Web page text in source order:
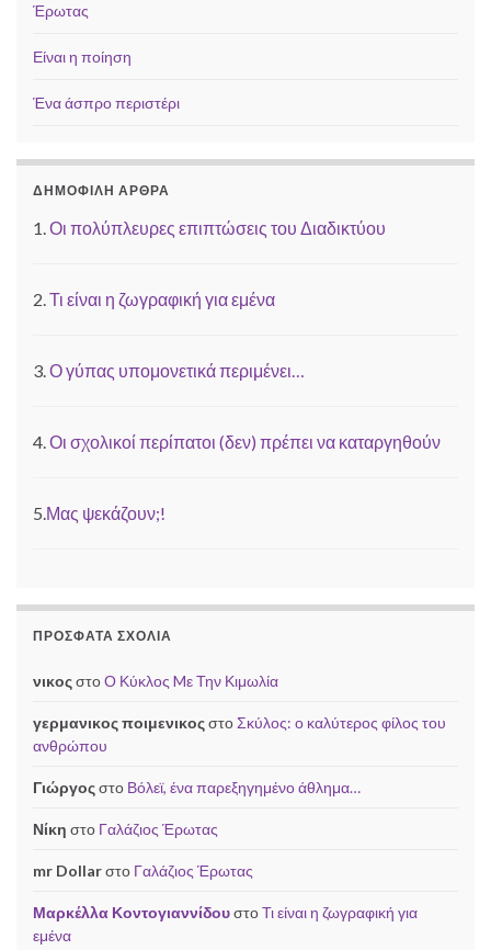
Έρωτας
Είναι η ποίηση
Ένα άσπρο περιστέρι
ΔΗΜΟΦΙΛΉ ΆΡΘΡΑ
1.Οι πολύπλευρες επιπτώσεις του Διαδικτύου
2.Τι είναι η ζωγραφική για εμένα
3.Ο γύπας υπομονετικά περιμένει…
4.Οι σχολικοί περίπατοι (δεν) πρέπει να καταργηθούν
5.Μας ψεκάζουν;!
ΠΡΌΣΦΑΤΑ ΣΧΌΛΙΑ
νικοςστοΟ Κύκλος Mε Την Κιμωλία
γερμανικος ποιμενικοςστοΣκύλος: ο καλύτερος φίλος του
ανθρώπου
Γιώργοςστο Βόλεϊ, ένα παρεξηγημένο άθλημα…
Νίκη στο Γαλάζιος Έρωτας
mr Dollarστο Γαλάζιος Έρωτας
Μαρκέλλα ΚοντογιαννίδουστοΤι είναι η ζωγραφική για
εμένα